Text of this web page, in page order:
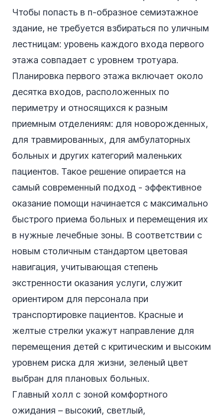
Чтобы попасть в п-образное семиэтажное
здание, не требуется взбираться по уличным
лестницам: уровень каждого входа первого
этажа совпадает с уровнем тротуара.
Планировка первого этажа включает около
десятка входов, расположенных по
периметру и относящихся к разным
приемным отделениям: для новорожденных,
для травмированных, для амбулаторных
больных и других категорий маленьких
пациентов. Такое решение опирается на
самый современный подход - эффективное
оказание помощи начинается с максимально
быстрого приема больных и перемещения их
в нужные лечебные зоны. В соответствии с
новым столичным стандартом цветовая
навигация, учитывающая степень
экстренности оказания услуги, служит
ориентиром для персонала при
транспортировке пациентов. Красные и
желтые стрелки укажут направление для
перемещения детей с критическим и высоким
уровнем риска для жизни, зеленый цвет
выбран для плановых больных.
Главный холл с зоной комфортного
ожидания – высокий, светлый,